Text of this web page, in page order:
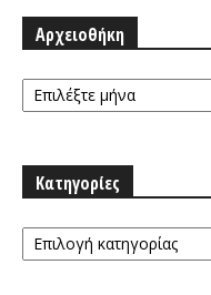
Αρχειοθήκη
Αρχειοθήκη
Κατηγορίες
Κατηγορίες